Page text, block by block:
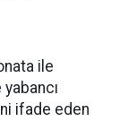
ile
ifade eden